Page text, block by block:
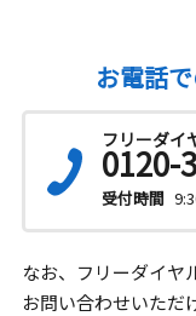
お電話
フリーダイ
0120-
受付時間
なお、フリーダイヤ
お問い合わせいただ